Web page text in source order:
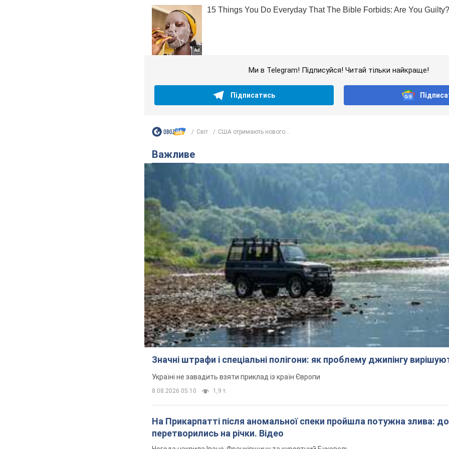
Ми в Telegram! Підписуйся! Читай тільки найкраще!
Підписатись
Світ США отримають нового...
Важливе
Значні штрафи і спеціальні полігони: як проблему джипінгу
Україні не завадить взяти приклад із країн Європи
8.08.2026 05:10 1,9 т.
На Прикарпатті після аномальної спеки пройшла потужна злива:
перетворились на річки. Відео